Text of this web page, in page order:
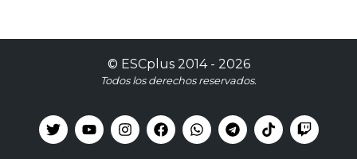
© ESCplus2014 - 2026
Todos los derechos reservados.